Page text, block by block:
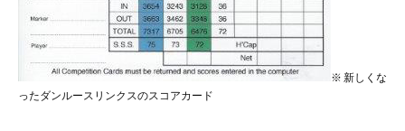
※ 新しくな
ったダンルースリンクスのスコアカード